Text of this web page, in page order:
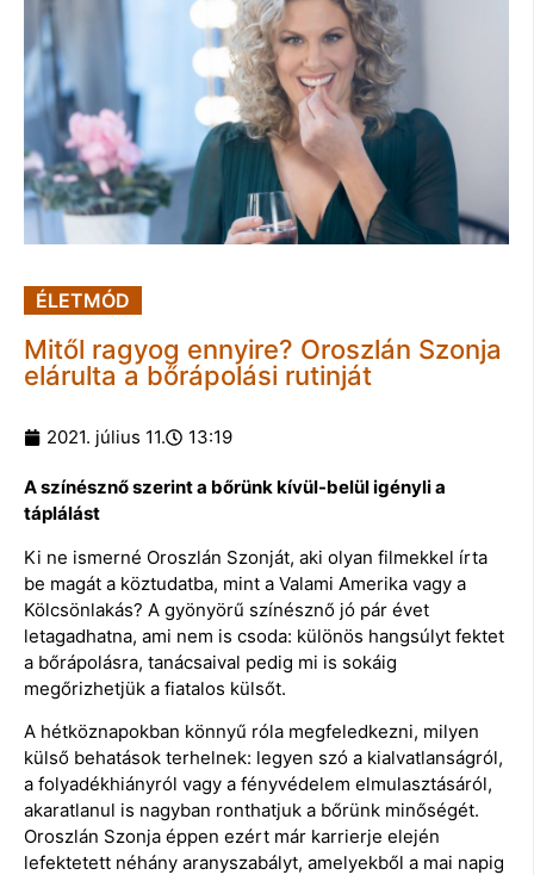
ÉLETMÓD
Mitől ragyog ennyire? Oroszlán Szonja
elárulta a bőrápolási rutinját
2021. július 11. 13:19
A színésznő szerint a bőrünk kívül-belül igényli a
táplálást
Ki ne ismerné Oroszlán Szonját, aki olyan filmekkel írta
be magát a köztudatba, mint a Valami Amerika vagy a
Kölcsönlakás? A gyönyörű színésznő jó pár évet
letagadhatna, ami nem is csoda: különös hangsúlyt fektet
a bőrápolásra, tanácsaival pedig mi is sokáig
megőrizhetjük a fiatalos külsőt.
A hétköznapokban könnyű róla megfeledkezni, milyen
külső behatások terhelnek: legyen szó a kialvatlanságról,
a folyadékhiányról vagy a fényvédelem elmulasztásáról,
akaratlanul is nagyban ronthatjuk a bőrünk minőségét.
Oroszlán Szonja éppen ezért már karrierje elején
lefektetett néhány aranyszabályt, amelyekből a mai napig